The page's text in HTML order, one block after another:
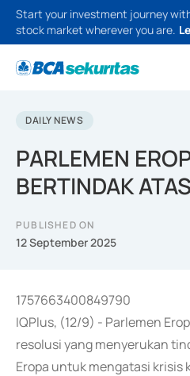
Start your investment journey
stock market wherever you are.
DAILY NEWS
PARLEMEN
BERTINDAK
PUBLISHED ON
12 September 2025
1757663400849790
IQPlus, (12/9) - Parlemen
resolusi yang menyerukan
Eropa untuk mengatasi krisis